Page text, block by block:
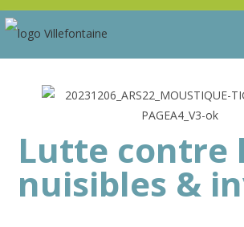
Lutte contre
nuisibles &